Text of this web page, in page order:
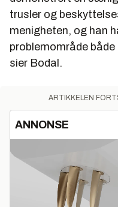
trusler og
menigheten, og han
problemområde
sier Bodal.
ARTIKKELEN
ANNONSE